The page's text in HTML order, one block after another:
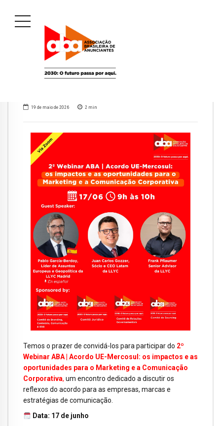
19 de maio de 2026 2 min
Temos o prazer de convidá-los para participar do 2º
Webinar ABA | Acordo UE-Mercosul: os impactos e as
oportunidades para o Marketing e a Comunicação
Corporativa, um encontro dedicado a discutir os
reflexos do acordo para as empresas, marcas e
estratégias de comunicação.
Data: 17 de junho